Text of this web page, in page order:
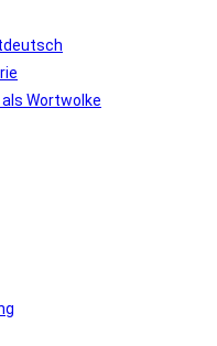
Wortwolke